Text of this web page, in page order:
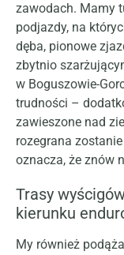
zawodach. Mamy
podjazdy, na
dęba, pionowe
zbytnio
w Boguszowie-
trudności –
zawieszone nad
rozegrana
oznacza, że znów
Trasy
kierunku
My również